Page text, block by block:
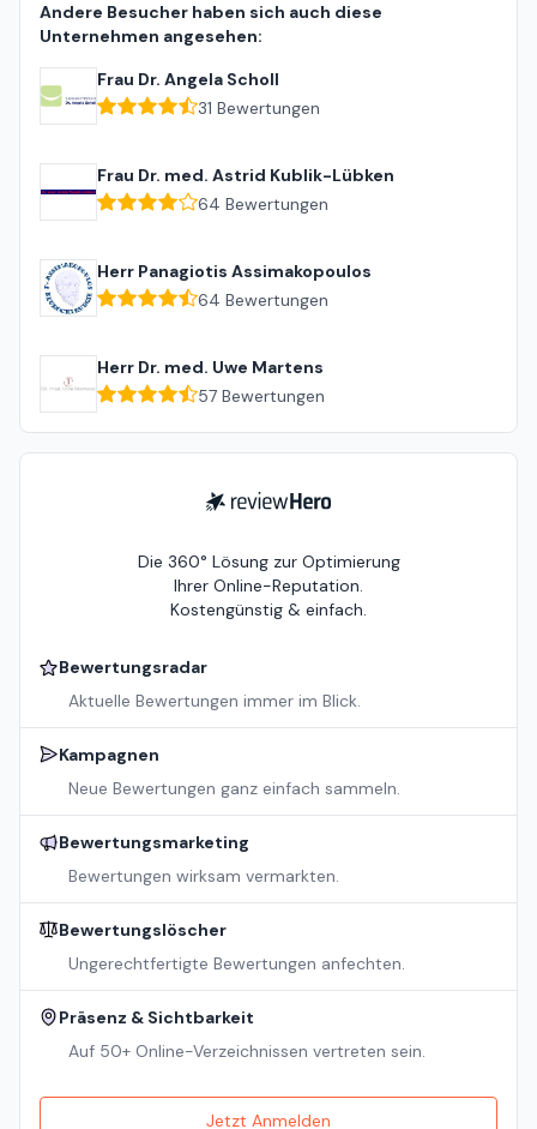
Andere Besucher haben sich auch diese
Unternehmen angesehen:
Frau Dr. Angela Scholl
31 Bewertungen
Frau Dr. med. Astrid Kublik-Lübken
64 Bewertungen
Herr Panagiotis Assimakopoulos
64 Bewertungen
Herr Dr. med. Uwe Martens
57 Bewertungen
ReviewHero
Die 360° Lösung zur Optimierung
Ihrer Online-Reputation.
Kostengünstig & einfach.
Bewertungsradar
Aktuelle Bewertungen immer im Blick.
Kampagnen
Neue Bewertungen ganz einfach sammeln.
Bewertungsmarketing
Bewertungen wirksam vermarkten.
Bewertungslöscher
Ungerechtfertigte Bewertungen anfechten.
Präsenz & Sichtbarkeit
Auf 50+ Online-Verzeichnissen vertreten sein.
Jetzt Anmelden